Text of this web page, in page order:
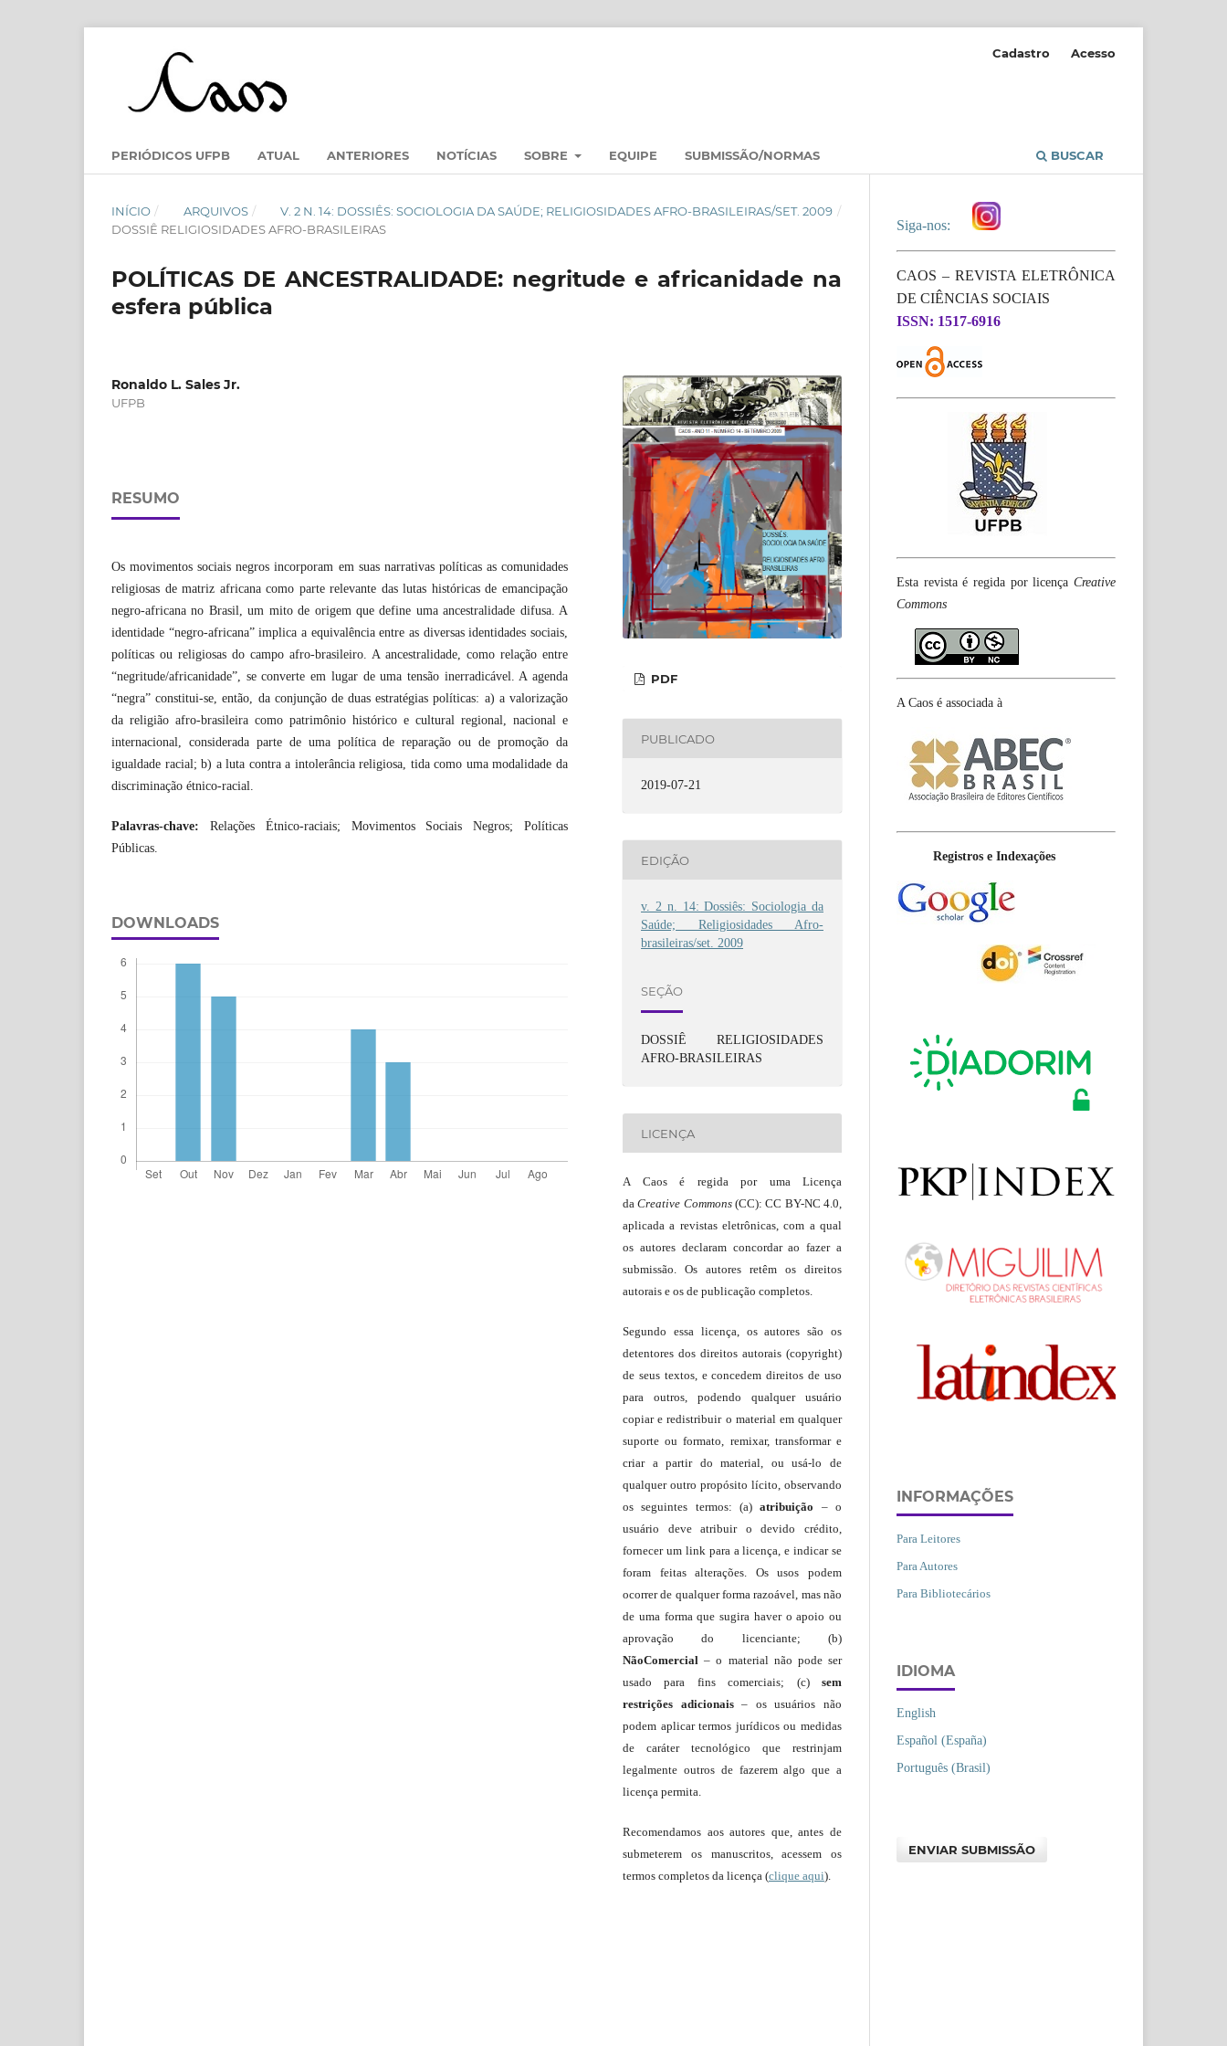
PERIÓDICOS UFPB ATUAL ANTERIORES NOTÍCIAS SOBRE EQUIPE SUBMISSÃO/NORMAS BUSCAR
Cadastro Acesso
INÍCIO / ARQUIVOS / V. 2 N. 14: DOSSIÊS: SOCIOLOGIA DA SAÚDE; RELIGIOSIDADES AFRO-BRASILEIRAS/SET. 2009 /
DOSSIÊ RELIGIOSIDADES AFRO-BRASILEIRAS
POLÍTICAS DE ANCESTRALIDADE: negritude e africanidade na
esfera pública
Ronaldo L. Sales Jr.
UFPB
RESUMO
Os movimentos sociais negros incorporam em suas narrativas políticas as comunidades
religiosas de matriz africana como parte relevante das lutas históricas de emancipação
negro-africana no Brasil, um mito de origem que define uma ancestralidade difusa. A
identidade “negro-africana” implica a equivalência entre as diversas identidades sociais,
políticas ou religiosas do campo afro-brasileiro. A ancestralidade, como relação entre
“negritude/africanidade”, se converte em lugar de uma tensão inerradicável. A agenda
“negra” constitui-se, então, da conjunção de duas estratégias políticas: a) a valorização
da religião afro-brasileira como patrimônio histórico e cultural regional, nacional e
internacional, considerada parte de uma política de reparação ou de promoção da
igualdade racial; b) a luta contra a intolerância religiosa, tida como uma modalidade da
discriminação étnico-racial.
Palavras-chave: Relações Étnico-raciais; Movimentos Sociais Negros; Políticas
Públicas.
DOWNLOADS
PDF
PUBLICADO
2019-07-21
EDIÇÃO
v. 2 n. 14: Dossiês: Sociologia da
Saúde; Religiosidades Afro-
brasileiras/set. 2009
SEÇÃO
DOSSIÊ RELIGIOSIDADES
AFRO-BRASILEIRAS
LICENÇA
A Caos é regida por uma Licença
daCreative Commons(CC): CC BY-NC 4.0,
aplicada a revistas eletrônicas, com a qual
os autores declaram concordar ao fazer a
submissão. Os autores retêm os direitos
autorais e os de publicação completos.
Segundo essa licença, os autores são os
detentores dos direitos autorais (copyright)
de seus textos, e concedem direitos de uso
para outros, podendo qualquer usuário
copiar e redistribuir o material em qualquer
suporte ou formato, remixar, transformar e
criar a partir do material, ou usá-lo de
qualquer outro propósito lícito, observando
os seguintes termos: (a)atribuição – o
usuário deve atribuir o devido crédito,
fornecer um link para a licença, e indicar se
foram feitas alterações. Os usos podem
ocorrer de qualquer forma razoável, mas não
de uma forma que sugira haver o apoio ou
aprovação do licenciante; (b)
NãoComercial – o material não pode ser
usado para fins comerciais; (c) sem
restrições adicionais– os usuários não
podem aplicar termos jurídicos ou medidas
de caráter tecnológico que restrinjam
legalmente outros de fazerem algo que a
licença permita.
Recomendamos aos autores que, antes de
submeterem os manuscritos, acessem os
termos completos da licença (clique aqui).
Siga-nos:
CAOS – REVISTA ELETRÔNICA
DE CIÊNCIAS SOCIAIS
ISSN: 1517-6916
Esta revista é regida por licença Creative
Commons
A Caos é associada à
Registros e Indexações
INFORMAÇÕES
Para Leitores
Para Autores
Para Bibliotecários
IDIOMA
English
Español (España)
Português (Brasil)
ENVIAR SUBMISSÃO